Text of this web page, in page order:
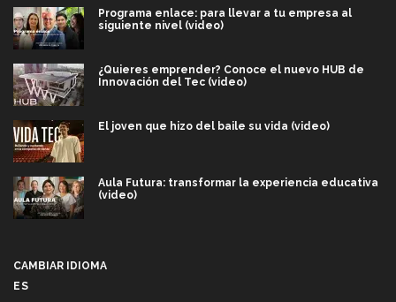
Programa enlace: para llevar a tu empresa al
siguiente nivel (video)
¿Quieres emprender? Conoce el nuevo HUB de
Innovación del Tec (video)
El joven que hizo del baile su vida (video)
Aula Futura: transformar la experiencia educativa
(video)
CAMBIAR IDIOMA
ES